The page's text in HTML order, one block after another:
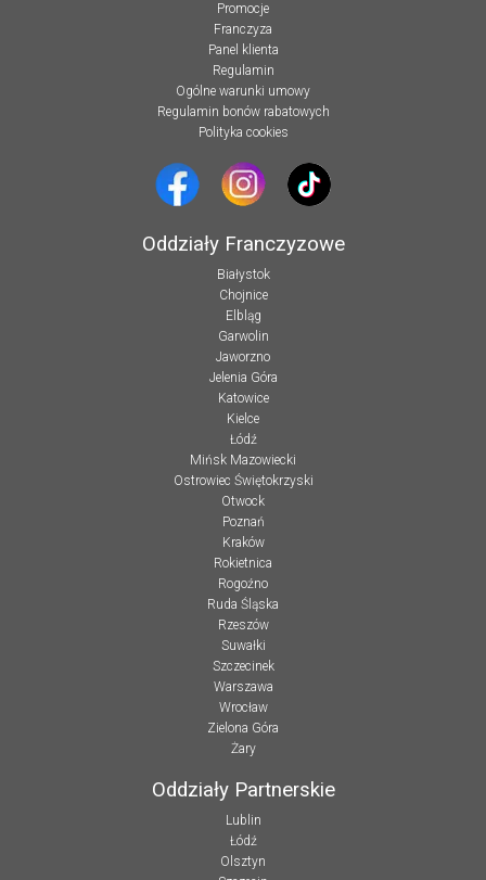
Promocje
Franczyza
Panel klienta
Regulamin
Ogólne warunki umowy
Regulamin bonów rabatowych
Polityka cookies
Oddziały Franczyzowe
Białystok
Chojnice
Elbląg
Garwolin
Jaworzno
Jelenia Góra
Katowice
Kielce
Łódź
Mińsk Mazowiecki
Ostrowiec Świętokrzyski
Otwock
Poznań
Kraków
Rokietnica
Rogoźno
Ruda Śląska
Rzeszów
Suwałki
Szczecinek
Warszawa
Wrocław
Zielona Góra
Żary
Oddziały Partnerskie
Lublin
Łódź
Olsztyn